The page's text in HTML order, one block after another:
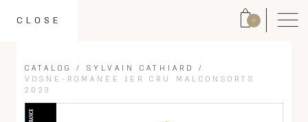
0
CLOSE
CATALOG / SYLVAIN CATHIARD
/
VOSNE-ROMANÉE 1ER CRU MALCONSORTS
2023